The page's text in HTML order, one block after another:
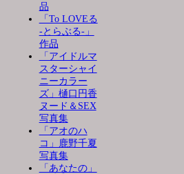
品
「To LOVEる
-とらぶる-」
作品
「アイドルマ
スターシャイ
ニーカラー
ズ」樋口円香
ヌード＆SEX
写真集
「アオのハ
コ」鹿野千夏
写真集
「あなたの」